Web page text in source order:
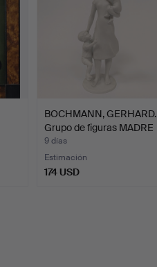
BOCHMANN, GERHARD.
Grupo de figuras MADRE
…
9 días
Estimación
174 USD